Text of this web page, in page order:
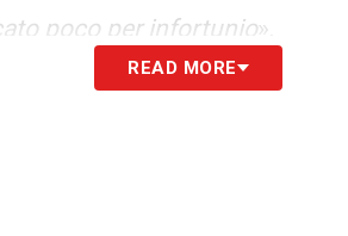
poco per infortunio».
READ MORE